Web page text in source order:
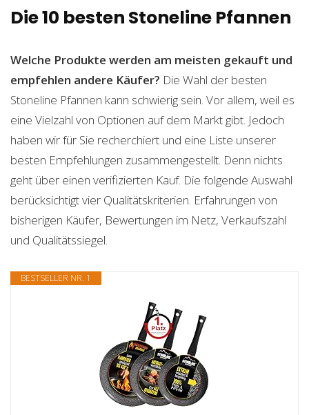
Die 10 besten Stoneline Pfannen
Welche Produkte werden am meisten gekauft und
empfehlen andere Käufer? Die Wahl der besten
Stoneline Pfannen kann schwierig sein. Vor allem, weil es
eine Vielzahl von Optionen auf dem Markt gibt. Jedoch
haben wir für Sie recherchiert und eine Liste unserer
besten Empfehlungen zusammengestellt. Denn nichts
geht über einen verifizierten Kauf. Die folgende Auswahl
berücksichtigt vier Qualitätskriterien. Erfahrungen von
bisherigen Käufer, Bewertungen im Netz, Verkaufszahl
und Qualitätssiegel.
BESTSELLER NR. 1